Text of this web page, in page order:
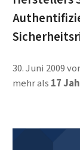
30. Juni 2009
mehr als 17